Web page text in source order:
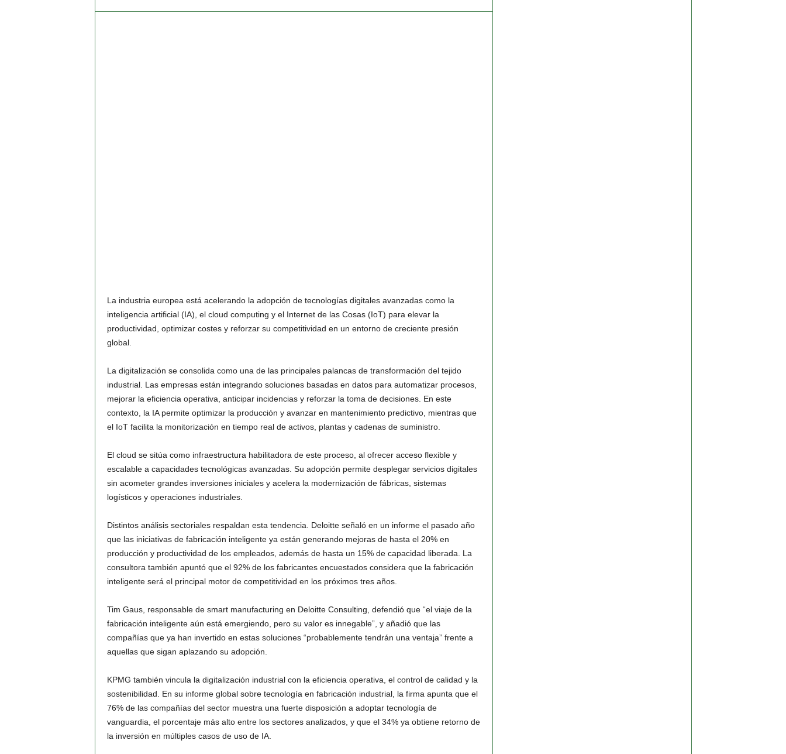
La industria europea está acelerando la adopción de tecnologías digitales avanzadas como la
inteligencia artificial (IA), el cloud computing y el Internet de las Cosas (IoT) para elevar la
productividad, optimizar costes y reforzar su competitividad en un entorno de creciente presión
global.
La digitalización se consolida como una de las principales palancas de transformación del tejido
industrial. Las empresas están integrando soluciones basadas en datos para automatizar procesos,
mejorar la eficiencia operativa, anticipar incidencias y reforzar la toma de decisiones. En este
contexto, la IA permite optimizar la producción y avanzar en mantenimiento predictivo, mientras que
el IoT facilita la monitorización en tiempo real de activos, plantas y cadenas de suministro.
El cloud se sitúa como infraestructura habilitadora de este proceso, al ofrecer acceso flexible y
escalable a capacidades tecnológicas avanzadas. Su adopción permite desplegar servicios digitales
sin acometer grandes inversiones iniciales y acelera la modernización de fábricas, sistemas
logísticos y operaciones industriales.
Distintos análisis sectoriales respaldan esta tendencia. Deloitte señaló en un informe el pasado año
que las iniciativas de fabricación inteligente ya están generando mejoras de hasta el 20% en
producción y productividad de los empleados, además de hasta un 15% de capacidad liberada. La
consultora también apuntó que el 92% de los fabricantes encuestados considera que la fabricación
inteligente será el principal motor de competitividad en los próximos tres años.
Tim Gaus, responsable de smart manufacturing en Deloitte Consulting, defendió que “el viaje de la
fabricación inteligente aún está emergiendo, pero su valor es innegable”, y añadió que las
compañías que ya han invertido en estas soluciones “probablemente tendrán una ventaja” frente a
aquellas que sigan aplazando su adopción.
KPMG también vincula la digitalización industrial con la eficiencia operativa, el control de calidad y la
sostenibilidad. En su informe global sobre tecnología en fabricación industrial, la firma apunta que el
76% de las compañías del sector muestra una fuerte disposición a adoptar tecnología de
vanguardia, el porcentaje más alto entre los sectores analizados, y que el 34% ya obtiene retorno de
la inversión en múltiples casos de uso de IA.